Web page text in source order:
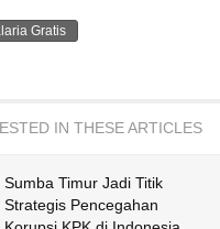
Gratis
IN THESE ARTICLES
Sumba Timur Jadi Titik
Strategis Pencegahan